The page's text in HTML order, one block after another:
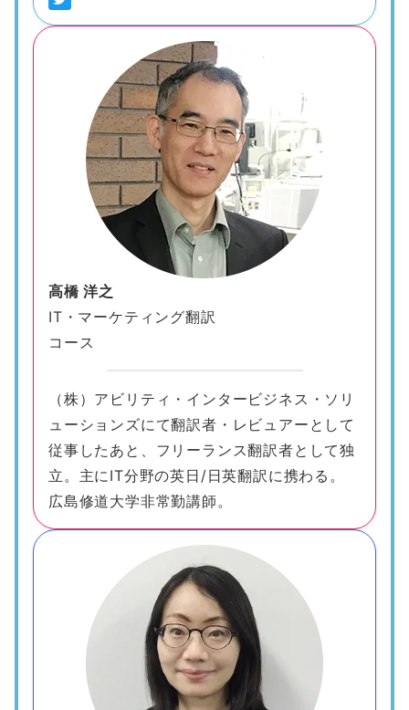
高橋 洋之
IT・マーケティング翻訳
コース
（株）アビリティ・インタービジネス・ソリ
ューションズにて翻訳者・レビュアーとして
従事したあと、フリーランス翻訳者として独
立。主にIT分野の英日/日英翻訳に携わる。
広島修道大学非常勤講師。